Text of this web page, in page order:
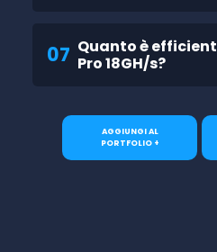
07 Quanto è
Pro 18GH/s?
AGGIUNGI AL
PORTFOLIO +